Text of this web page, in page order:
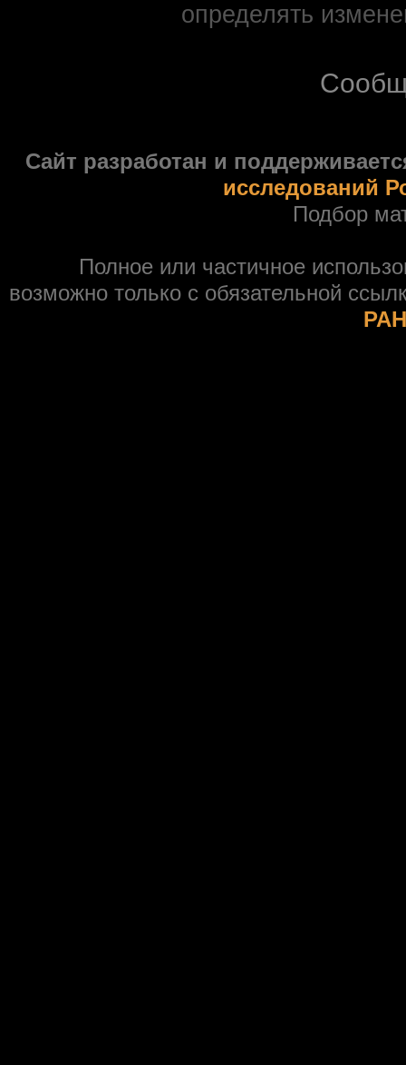
определять
Сайт разработан и
исследований
Подбор
Полное или частичное
возможно только с обязательной